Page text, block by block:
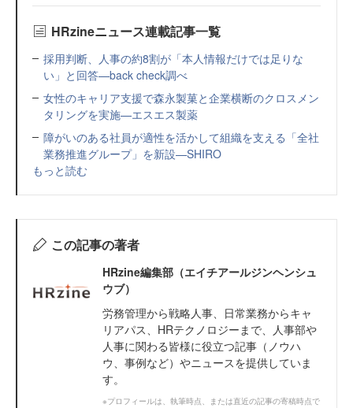
HRzineニュース連載記事一覧
採用判断、人事の約8割が「本人情報だけでは足りな
い」と回答—back check調べ
女性のキャリア支援で森永製菓と企業横断のクロスメン
タリングを実施—エスエス製薬
障がいのある社員が適性を活かして組織を支える「全社
業務推進グループ」を新設—SHIRO
もっと読む
この記事の著者
HRzine編集部（エイチアールジンヘンシュ
ウブ）
労務管理から戦略人事、日常業務からキャ
リアパス、HRテクノロジーまで、人事部や
人事に関わる皆様に役立つ記事（ノウハ
ウ、事例など）やニュースを提供していま
す。
※プロフィールは、執筆時点、または直近の記事の寄稿時点で